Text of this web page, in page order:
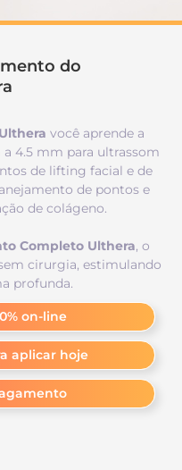
do
você aprende a
4.5 mm para ultrassom
de lifting facial e de
de pontos e
de colágeno.
Completo Ulthera, o
cirurgia, estimulando
profunda.
on-line
aplicar hoje